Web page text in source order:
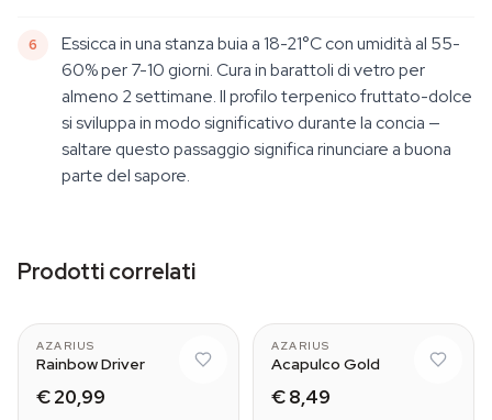
Essicca in una stanza buia a 18-21°C con umidità al 55-
60% per 7-10 giorni. Cura in barattoli di vetro per
almeno 2 settimane. Il profilo terpenico fruttato-dolce
si sviluppa in modo significativo durante la concia —
saltare questo passaggio significa rinunciare a buona
parte del sapore.
Prodotti correlati
AZARIUS
Rainbow Driver
€ 20,99
AZARIUS
Acapulco Gold
€ 8,49